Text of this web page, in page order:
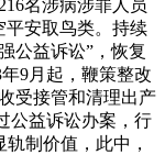
名涉病涉罪人员
平安取鸟类。持续
公益诉讼”，恢复
9月起，鞭策整改
受接管和清理出产
公益诉讼办案，行
制价值，此中，